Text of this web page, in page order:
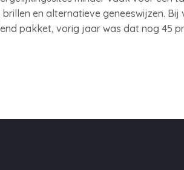
en alternatieve geneeswijzen.
pakket, vorig jaar was dat nog 45